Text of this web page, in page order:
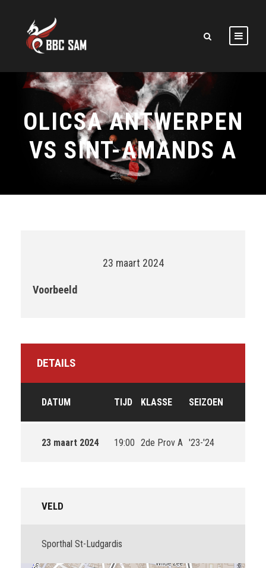
OLICSA ANTWERPEN
VS SINT-AMANDS A
23 maart 2024
Voorbeeld
DETAILS
DATUM TIJD KLASSE SEIZOEN
23 maart 2024 19:00 2de Prov A '23-'24
VELD
Sporthal St-Ludgardis